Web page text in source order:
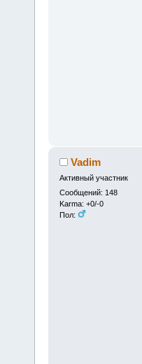
Vadim
Активный участник
Сообщений: 148
Karma: +0/-0
Пол: